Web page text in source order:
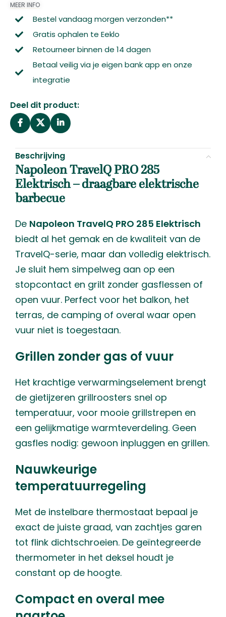
MEER INFO
Bestel vandaag morgen verzonden**
Gratis ophalen te Eeklo
Retourneer binnen de 14 dagen
Betaal veilig via je eigen bank app en onze
integratie
Deel dit product:
Beschrijving
Napoleon TravelQ PRO 285
Elektrisch – draagbare elektrische
barbecue
De Napoleon TravelQ PRO 285 Elektrisch
biedt al het gemak en de kwaliteit van de
TravelQ-serie, maar dan volledig elektrisch.
Je sluit hem simpelweg aan op een
stopcontact en grilt zonder gasflessen of
open vuur. Perfect voor het balkon, het
terras, de camping of overal waar open
vuur niet is toegestaan.
Grillen zonder gas of vuur
Het krachtige verwarmingselement brengt
de gietijzeren grillroosters snel op
temperatuur, voor mooie grillstrepen en
een gelijkmatige warmteverdeling. Geen
gasfles nodig: gewoon inpluggen en grillen.
Nauwkeurige
temperatuurregeling
Met de instelbare thermostaat bepaal je
exact de juiste graad, van zachtjes garen
tot flink dichtschroeien. De geïntegreerde
thermometer in het deksel houdt je
constant op de hoogte.
Compact en overal mee